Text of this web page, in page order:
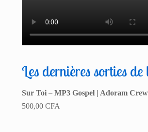
Les dernières sorties
Sur Toi – MP3 Gospel | Adoram Crew
500,00 CFA